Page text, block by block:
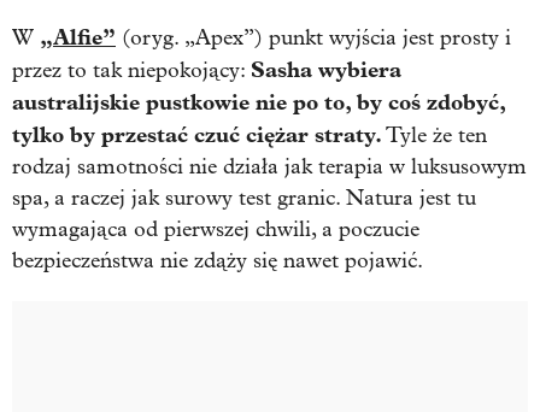
W „Alfie” (oryg. „Apex”) punkt wyjścia jest prosty i
przez to tak niepokojący: Sasha wybiera
australijskie pustkowie nie po to, by coś zdobyć,
tylko by przestać czuć ciężar straty.Tyle że ten
rodzaj samotności nie działa jak terapia w luksusowym
spa, a raczej jak surowy test granic. Natura jest tu
wymagająca od pierwszej chwili, a poczucie
bezpieczeństwa nie zdąży się nawet pojawić.